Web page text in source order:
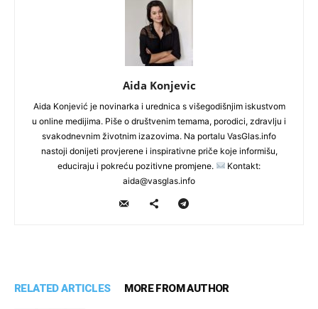
Aida Konjevic
Aida Konjević je novinarka i urednica s višegodišnjim iskustvom
u online medijima. Piše o društvenim temama, porodici, zdravlju i
svakodnevnim životnim izazovima. Na portalu VasGlas.info
nastoji donijeti provjerene i inspirativne priče koje informišu,
educiraju i pokreću pozitivne promjene.
Kontakt:
aida@vasglas.info
RELATED ARTICLES MORE FROM AUTHOR